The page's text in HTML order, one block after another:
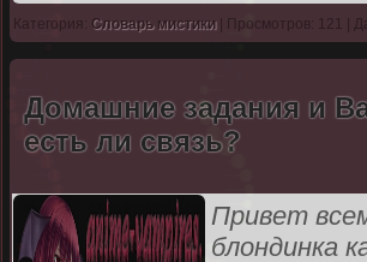
Категория: Словарь мистики| Просмотров: 121 |
Домашние задания и
есть ли связь?
Привет
блондинка